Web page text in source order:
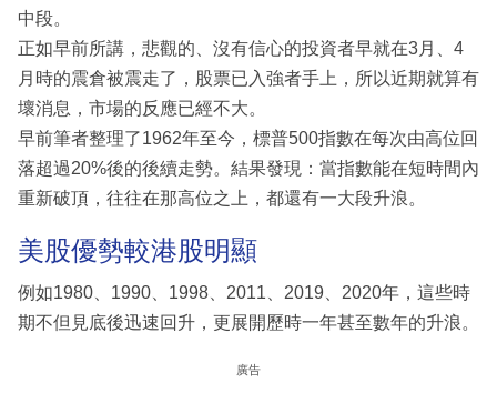
中段。
正如早前所講，悲觀的、沒有信心的投資者早就在3月、4
月時的震倉被震走了，股票已入強者手上，所以近期就算有
壞消息，市場的反應已經不大。
早前筆者整理了1962年至今，標普500指數在每次由高位回
落超過20%後的後續走勢。結果發現：當指數能在短時間內
重新破頂，往往在那高位之上，都還有一大段升浪。
美股優勢較港股明顯
例如1980、1990、1998、2011、2019、2020年，這些時
期不但見底後迅速回升，更展開歷時一年甚至數年的升浪。
廣告